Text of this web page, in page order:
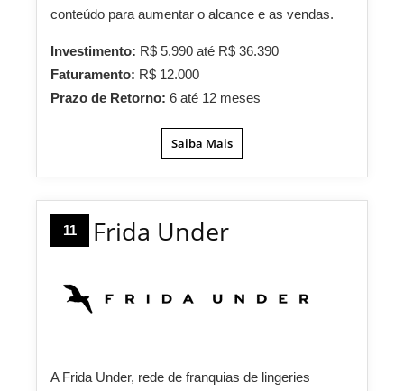
conteúdo para aumentar o alcance e as vendas.
Investimento: R$ 5.990 até R$ 36.390
Faturamento: R$ 12.000
Prazo de Retorno: 6 até 12 meses
Saiba Mais
11 Frida Under
A Frida Under, rede de franquias de lingeries